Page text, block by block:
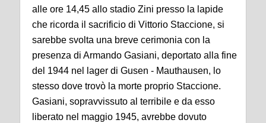
alle ore 14,45 allo stadio Zini presso la lapide
che ricorda il sacrificio di Vittorio Staccione, si
sarebbe svolta una breve cerimonia con la
presenza di Armando Gasiani, deportato alla fine
del 1944 nel lager di Gusen - Mauthausen, lo
stesso dove trovò la morte proprio Staccione.
Gasiani, sopravvissuto al terribile e da esso
liberato nel maggio 1945, avrebbe dovuto